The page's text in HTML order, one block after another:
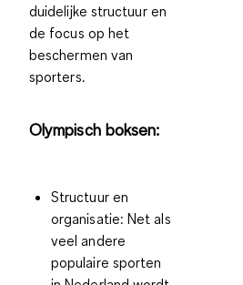
duidelijke structuur en
de focus op het
beschermen van
sporters.
Olympisch boksen:
Structuur en
organisatie:Net als
veel andere
populaire sporten